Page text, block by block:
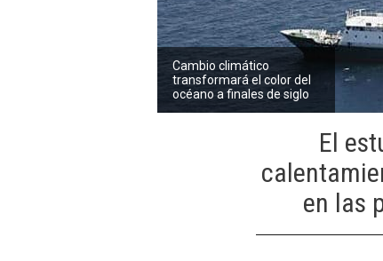
Cambio climático
transformará el color del
océano a finales de siglo
El
en las